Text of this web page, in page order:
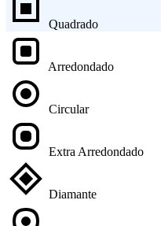
Quadrado
Arredondado
Circular
Extra Arredondado
Diamante